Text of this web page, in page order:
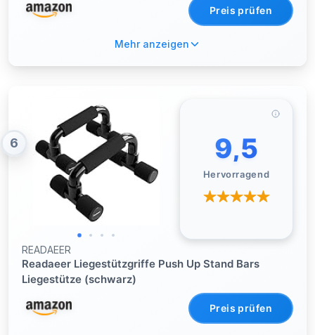
Preis prüfen
Mehr anzeigen
6 9,5
Hervorragend
READAEER
Readaeer Liegestützgriffe Push Up Stand Bars
Liegestütze (schwarz)
Preis prüfen